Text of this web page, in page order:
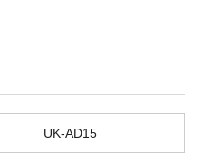
UK-AD15